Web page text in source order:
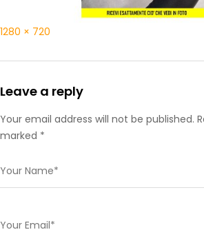
1280 × 720
Leave a reply
Your email address will not be published.
marked *